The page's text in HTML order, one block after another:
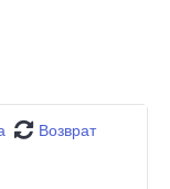
Возврат